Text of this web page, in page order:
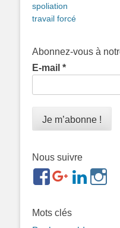
spoliation
travail forcé
Abonnez-vous à
E-mail *
Nous suivre
https://
ref=br_rs
https://https://
bonin-
Mots clés